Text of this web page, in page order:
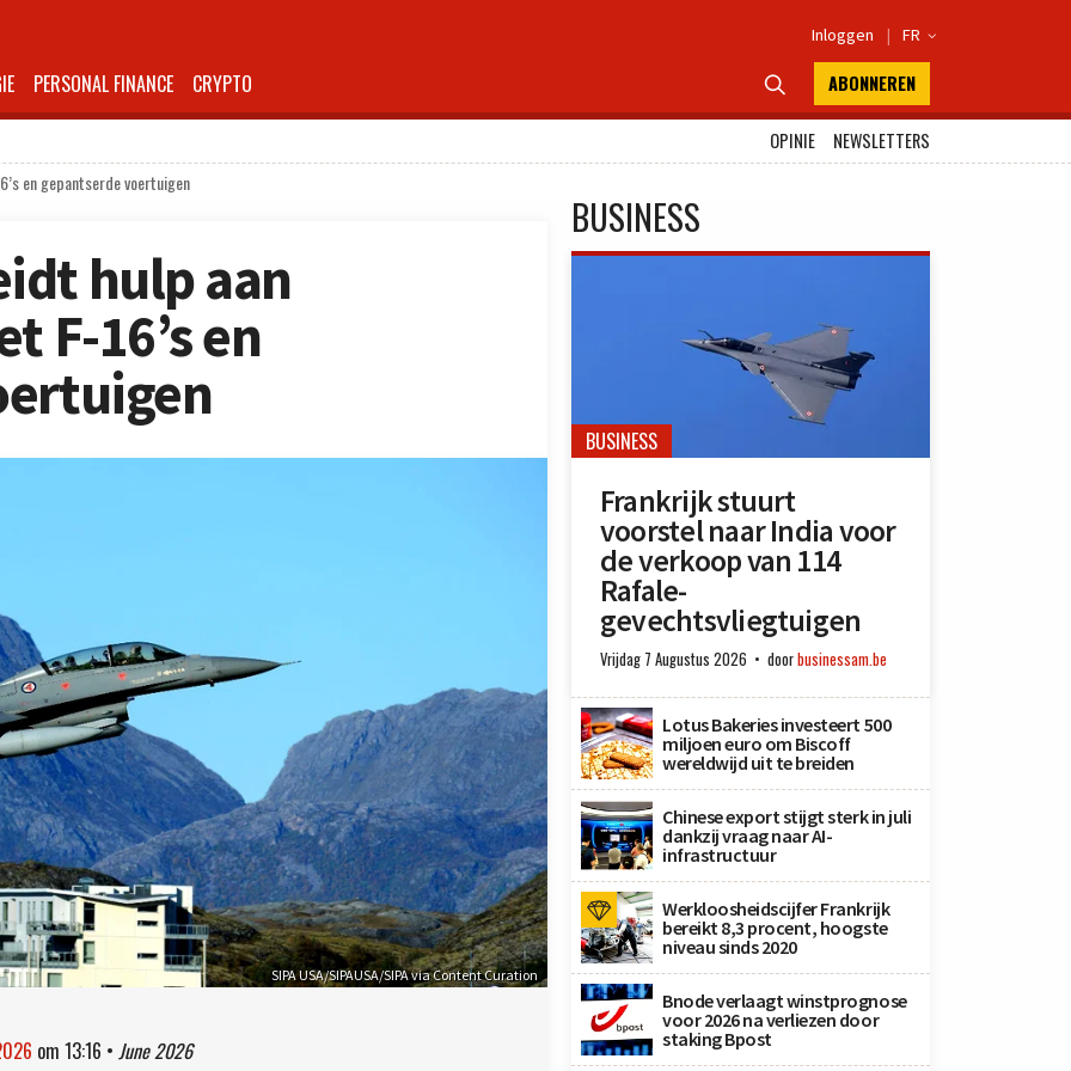
Inloggen | FR 
PERSONAL FINANCE CRYPTO  ABONNEREN
OPINIE
NEWSLETTERS
en gepantserde voertuigen
hulp aan
F-16’s en
SIPA USA/SIPAUSA/SIPA via Content Curation
om 13:16 • June 2026
BUSINESS
BUSINESS
Frankrijk stuurt
voorstel naar India voor
de verkoop van 114
Rafale-
gevechtsvliegtuigen
Vrijdag 7 Augustus 2026 doorbusinessam.be
Lotus Bakeries investeert 500
miljoen euro om Biscoff
wereldwijd uit te breiden
Chinese export stijgt sterk in juli
dankzij vraag naar AI-
infrastructuur
Werkloosheidscijfer Frankrijk
bereikt 8,3 procent, hoogste
niveau sinds 2020
Bnode verlaagt winstprognose
voor 2026 na verliezen door
staking Bpost